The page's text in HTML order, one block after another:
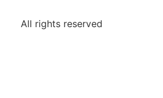
All rights reserved